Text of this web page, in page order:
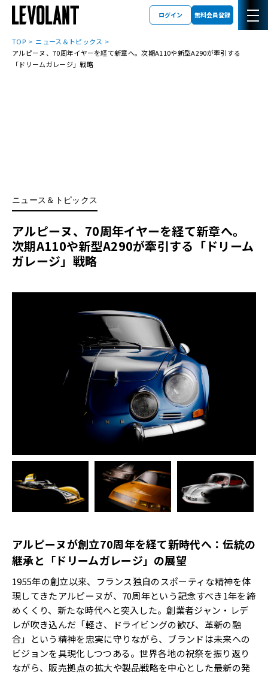
ログイン 無料会員登録
TOP
ニュース＆トピックス
アルピーヌ、70周年イヤーを経て新章へ。次期A110や新型A290が牽引する
「ドリームガレージ」戦略
ニュース＆トピックス
アルピーヌ、70周年イヤーを経て新章へ。
次期A110や新型A290が牽引する「ドリーム
ガレージ」戦略
アルピーヌが創立70周年を経て新時代へ：伝統の
継承と「ドリームガレージ」の展望
1955年の創立以来、フランス独自のスポーティな精神を体
現してきたアルピーヌが、70周年という記念すべき1年を締
めくくり、新たな時代へと突入した。創業者ジャン・レデ
レが吹き込んだ「軽さ、ドライビングの歓び、革新の融
合」という精神を忠実に守りながら、ブランドは未来への
ビジョンを具現化しつつある。世界各地の祝祭を振り返り
ながら、販売拠点の拡大や製品戦略を中心とした最新の発